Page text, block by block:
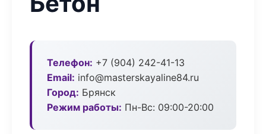
Телефон: +7 (904) 242-41-13
Email: info@masterskayaline84.ru
Город: Брянск
Режим работы: Пн-Вс: 09:00-20:00